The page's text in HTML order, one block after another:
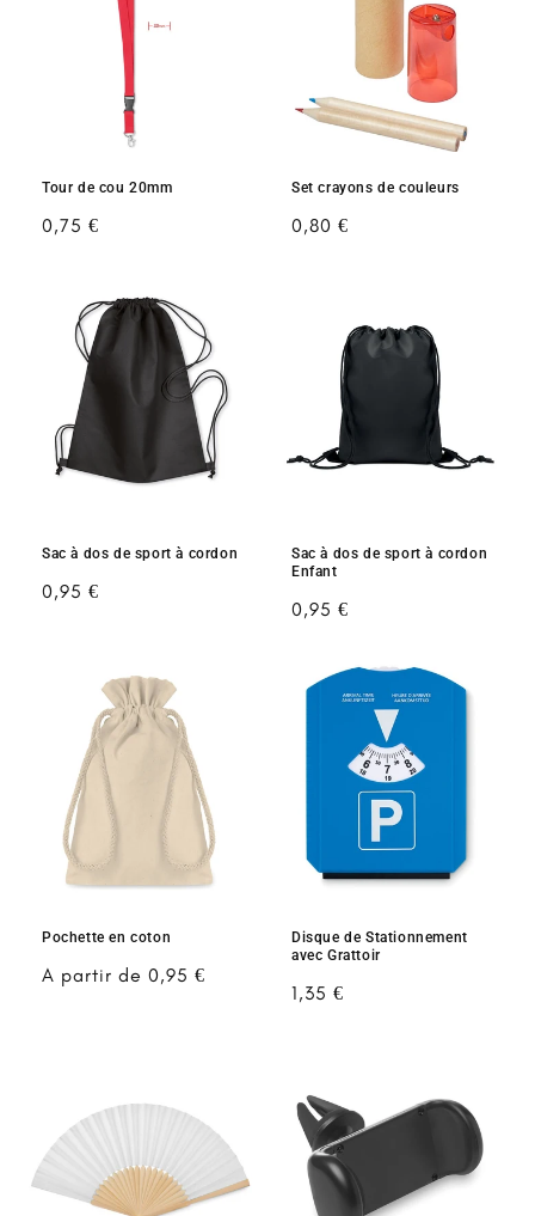
Tour de cou 20mm
Prix
0,75 €
Set crayons de couleurs
Prix
0,80 €
Sac à dos de sport à cordon
Prix
0,95 €
Sac à dos de sport à cordon
Enfant
Prix
0,95 €
Pochette en coton
Prix
A partir de 0,95 €
Disque de Stationnement
avec Grattoir
Prix
1,35 €